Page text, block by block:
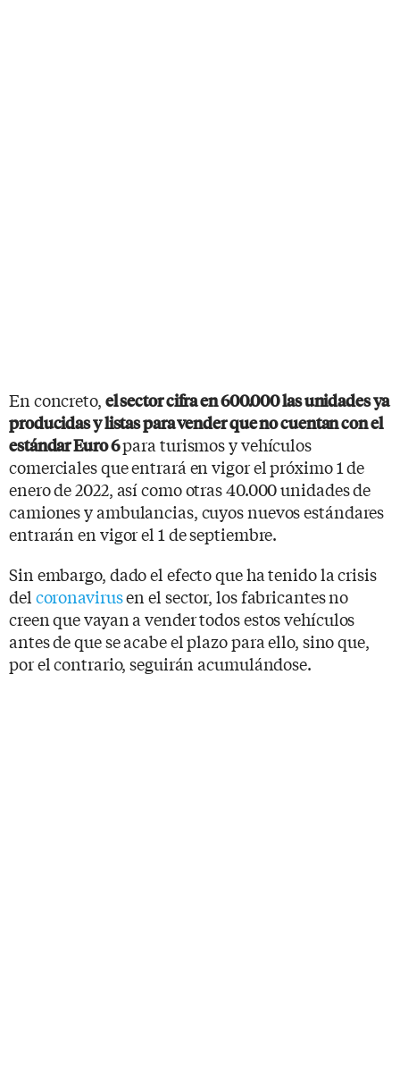
En concreto, el sector cifra en 600.000 las unidades ya
producidas y listas para vender que no cuentan con el
estándar Euro 6para turismos y vehículos
comerciales que entrará en vigor el próximo 1 de
enero de 2022, así como otras 40.000 unidades de
camiones y ambulancias, cuyos nuevos estándares
entrarán en vigor el 1 de septiembre.
Sin embargo, dado el efecto que ha tenido la crisis
del coronavirusen el sector, los fabricantes no
creen que vayan a vender todos estos vehículos
antes de que se acabe el plazo para ello, sino que,
por el contrario, seguirán acumulándose.